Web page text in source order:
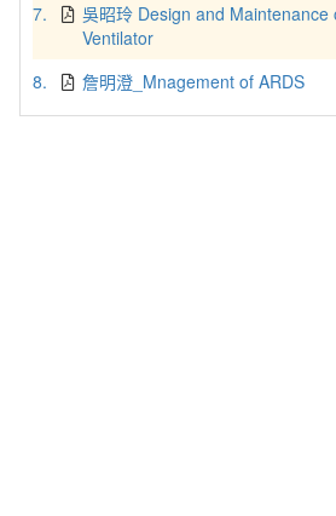
7.
吳昭玲 Design and Maintenance
Ventilator
8.
詹明澄_Mnagement of ARDS